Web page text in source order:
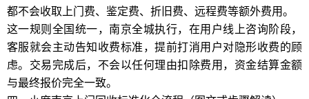
都不会收取上门费、鉴定费、折旧费、远程费等额外费用。
这一规则全国统一，南京全城执行，在用户线上咨询阶段，
客服就会主动告知收费标准，提前打消用户对隐形收费的顾
虑。交易完成后，不会以任何理由扣除费用，资金结算金额
与最终报价完全一致。